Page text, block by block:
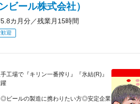
ビール株式会社）
カ月分／残業月15時間
迎
工場で『キリン一番搾り』『氷結(R)』
◎ビールの製造に携わりたい方◎安定企業